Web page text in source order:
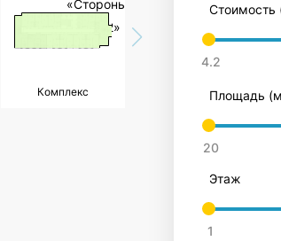
Комплекс
Стоимость
Площадь (м
Этаж